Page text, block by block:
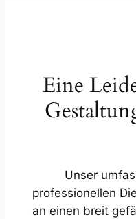
Eine
Unser
professionellen
an einen breit